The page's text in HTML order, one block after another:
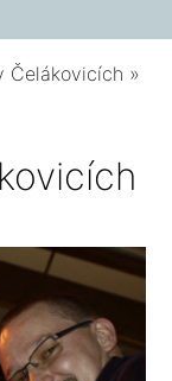
Čelákovicích »